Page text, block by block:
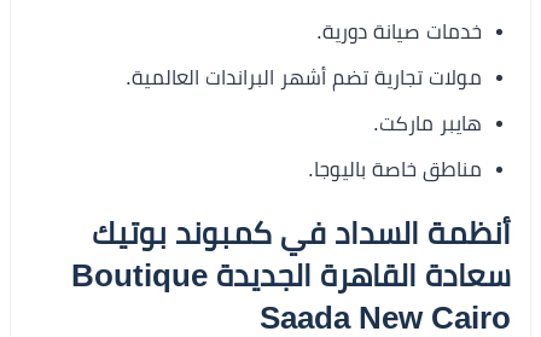
خدمات صيانة دورية.
مولات تجارية تضم أشهر البراندات العالمية.
هايبر ماركت.
مناطق خاصة باليوجا.
أنظمة السداد في كمبوند بوتيك
سعادة القاهرة الجديدة Boutique
Saada New Cairo